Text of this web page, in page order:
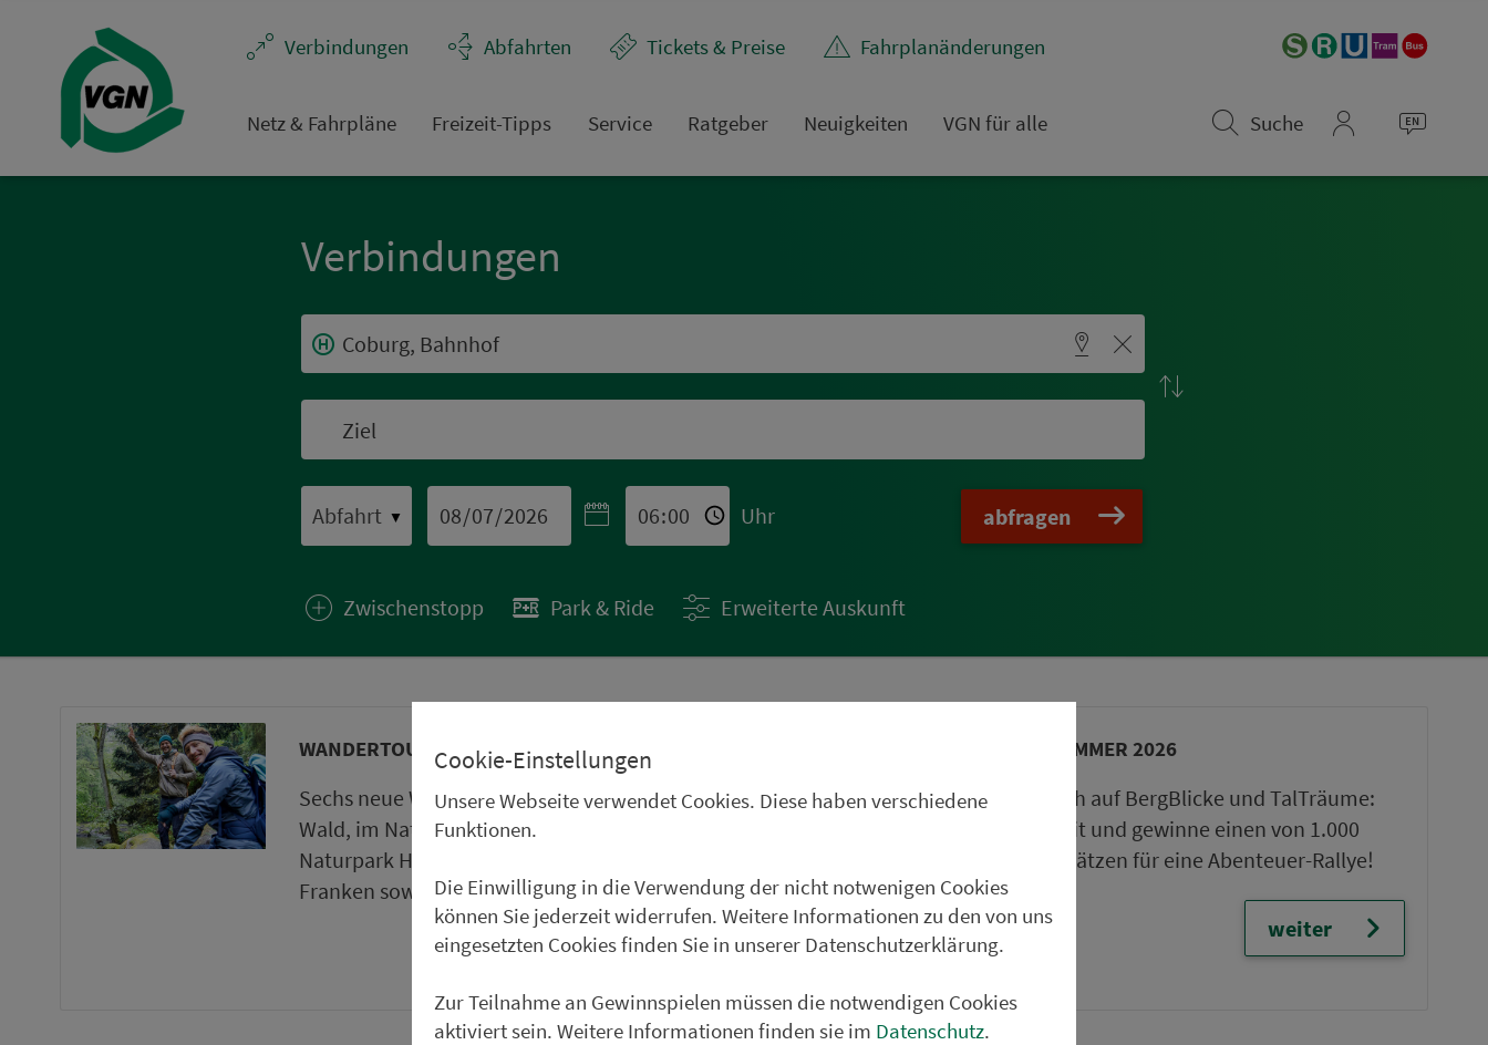
Ver­bin­dungen
Abfahrten Tickets & Preise Fahr­plan­ände­rungen
Netz & Fahrpläne Frei­zeit-Tipps Service Rat­ge­ber Neuigkeiten VGN für alle
Suche
Ver­bin­dungen
▼ Uhr abfragen
Zwischenstopp Park & Ride Erweiterte Auskunft
WANDERTOUREN UND STÄDTETIPPS
Sechs neue Wandertouren im Oberpfälzer
Wald, im Naturpark Frankenwald, im
Naturpark Haßberge und im Weinparadies
Franken sowie ein neuer Städtetipp in Roth.
weiter
VGN-SOMMER 2026
Freu dich auf BergBlicke und TalTräume:
Mach mit und gewinne einen von 1.000
Team-Plätzen für eine Abenteuer-Rallye!
weiter
Cookie-Einstellungen
Unsere Webseite verwendet Cookies. Diese haben verschiedene
Funktionen.
Die Einwilligung in die Verwendung der nicht notwenigen Cookies
können Sie jederzeit widerrufen. Weitere Informationen zu den von uns
eingesetzten Cookies finden Sie in unserer Datenschutzerklärung.
Zur Teilnahme an Gewinnspielen müssen die notwendigen Cookies
aktiviert sein. Weitere Informationen finden sie im Datenschutz.